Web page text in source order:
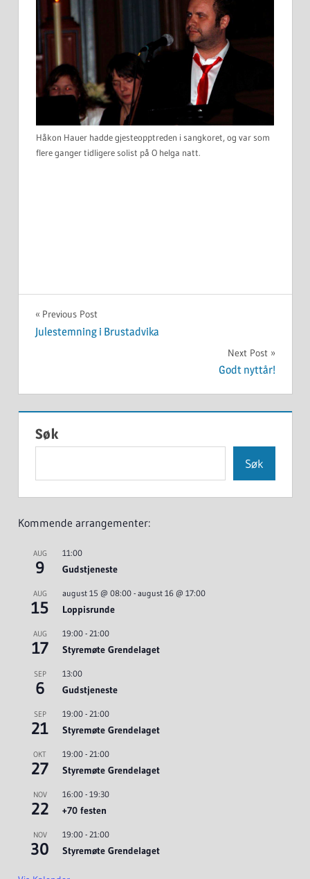
Håkon Hauer hadde gjesteopptreden i sangkoret, og var som
flere ganger tidligere solist på O helga natt.
UKATEGORISERT
Innleggsnavigasjon
Previous Post
Julestemning i Brustadvika
Next Post
Godt nyttår!
Søk
Søk
Kommende arrangementer:
AUG
9
11:00
Gudstjeneste
AUG
15
august 15 @ 08:00- august 16 @ 17:00
Loppisrunde
AUG
17
19:00- 21:00
Styremøte Grendelaget
SEP
6
13:00
Gudstjeneste
SEP
21
19:00- 21:00
Styremøte Grendelaget
OKT
27
19:00- 21:00
Styremøte Grendelaget
NOV
22
16:00- 19:30
+70 festen
NOV
30
19:00- 21:00
Styremøte Grendelaget